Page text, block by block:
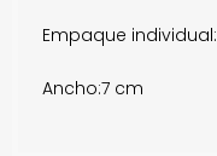
Empaque individual:
Ancho:7 cm